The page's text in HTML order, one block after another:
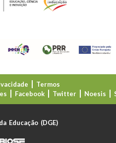
Termos
Facebook Twitter Noesis
Educação (DGE)